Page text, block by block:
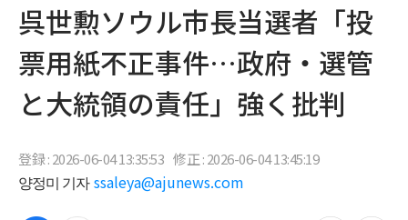
呉世勲ソウル市長当選者「投
票用紙不正事件…政府・選管
と大統領の責任」強く批判
登録 : 2026-06-04 13:35:53 修正 : 2026-06-04 13:45:19
양정미 기자 ssaleya@ajunews.com